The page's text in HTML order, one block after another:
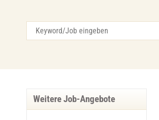
Weitere Job-Angebote